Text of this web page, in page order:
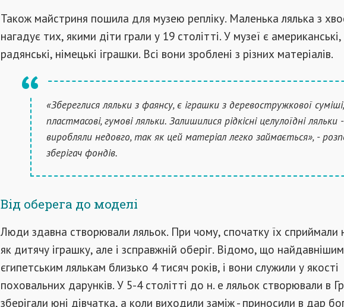
Також майстриня пошила для музею репліку. Маленька лялька з
нагадує тих, якими діти грали у 19 столітті. У музеї є американські,
радянські, німецькі іграшки. Всі вони зроблені з різних матеріалів.
«Збереглися ляльки з фаянсу, є іграшки з деревостружкової суміші,
пластмасові, гумові ляльки. Залишилися рідкісні целулоїдні ляльки
виробляли недовго, так як цей матеріал легко займається», -
зберігач фондів.
Від оберега до моделі
Люди здавна створювали ляльок. При чому, спочатку їх сприймали
як дитячу іграшку, але і зсправжній оберіг. Відомо, що найдавнішим
єгипетським лялькам близько 4 тисяч років, і вони служили у якості
поховальних дарунків. У 5-4 столітті до н. е ляльок створювали в
зберігали юні дівчатка, а коли виходили заміж - приносили в дар